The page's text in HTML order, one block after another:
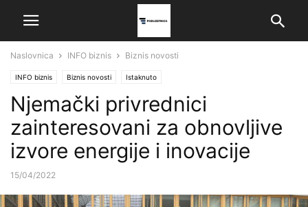
Naslovnica INFO biznis Biznis novosti
INFO biznis Biznis novosti Istaknuto
Njemački privrednici
zainteresovani za obnovljive
izvore energije i inovacije
15/04/2022